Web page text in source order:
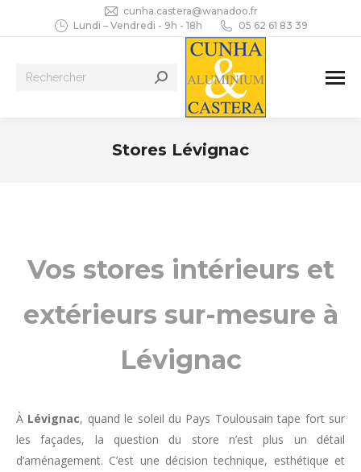
cunha.castera@wanadoo.fr
Lundi – Vendredi - 9h - 18h
05 62 61 83 39
Recherche
Stores Lévignac
Vos stores intérieurs et
extérieurs sur-mesure à
Lévignac
À Lévignac, quand le soleil du Pays Toulousain tape fort sur
les façades, la question du store n’est plus un détail
d’aménagement. C’est une décision technique, esthétique et